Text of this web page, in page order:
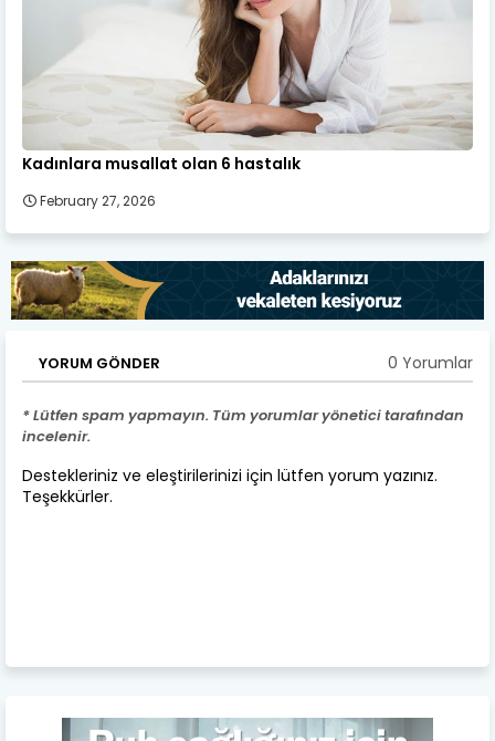
Kadınlara musallat olan 6 hastalık
February 27, 2026
YORUM GÖNDER 0 Yorumlar
* Lütfen spam yapmayın. Tüm yorumlar yönetici tarafından
incelenir.
Destekleriniz ve eleştirilerinizi için lütfen yorum yazınız.
Teşekkürler.